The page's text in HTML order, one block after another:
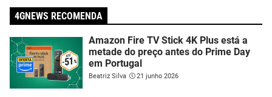
4GNEWS RECOMENDA
Amazon Fire TV Stick 4K Plus está a
metade do preço antes do Prime Day
em Portugal
Beatriz Silva 21 junho 2026